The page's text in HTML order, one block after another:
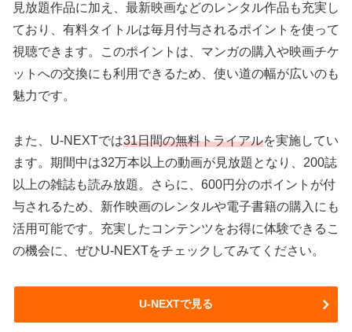
見放題作品に加え、最新映画などのレンタル作品も充実し
ており、有料タイトルは毎月付与されるポイントを使って
視聴できます。このポイントは、マンガの購入や映画チケ
ットへの交換にも利用できるため、使い道の幅が広いのも
魅力です。
また、U-NEXTでは31日間の無料トライアルを実施してい
ます。期間中は32万本以上の動画が見放題となり、200誌
以上の雑誌も読み放題。さらに、600円分のポイントが付
与されるため、新作映画のレンタルや電子書籍の購入にも
活用可能です。充実したコンテンツをお得に体験できるこ
の機会に、ぜひU-NEXTをチェックしてみてください。
U-NEXTで見る